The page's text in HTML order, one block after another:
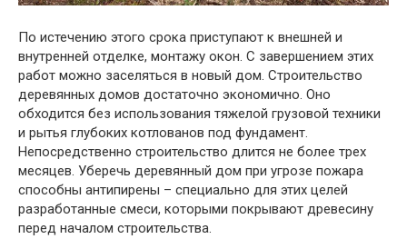
По истечению этого срока приступают к внешней и
внутренней отделке, монтажу окон. С завершением этих
работ можно заселяться в новый дом. Строительство
деревянных домов достаточно экономично. Оно
обходится без использования тяжелой грузовой техники
и рытья глубоких котлованов под фундамент.
Непосредственно строительство длится не более трех
месяцев. Уберечь деревянный дом при угрозе пожара
способны антипирены – специально для этих целей
разработанные смеси, которыми покрывают древесину
перед началом строительства.